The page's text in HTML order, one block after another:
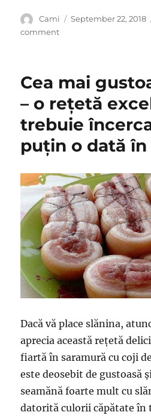
Author
Cami
Posted
September 22, 2018
commenton
si
de
zahar
ars-
un
de
toti
Cea mai
– o rețetă
trebuie
puțin o dată în
Dacă vă place slănina,
aprecia această rețetă
fiartă în saramură cu coji
este deosebit de gustoasă
seamănă foarte mult cu
datorită culorii căpătate